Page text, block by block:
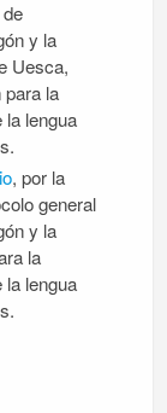
y la
Uesca,
la
lengua
, por la
general
y la
la
lengua